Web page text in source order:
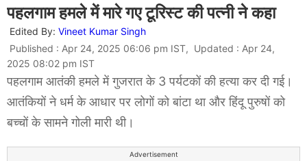
पहलगाम हमले में मारे गए टूरिस्ट की पत्नी ने कहा
Edited By: Vineet Kumar Singh
Published : Apr 24, 2025 06:06 pm IST, Updated : Apr 24,
2025 08:02 pm IST
पहलगाम आतंकी हमले में गुजरात के 3 पर्यटकों की हत्या कर दी गई।
आतंकियों ने धर्म के आधार पर लोगों को बांटा था और हिंदू पुरुषों को
बच्चों के सामने गोली मारी थी।
Advertisement